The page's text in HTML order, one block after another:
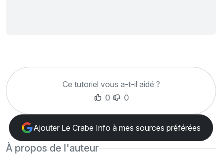
Ce tutoriel vous a-t-il aidé ?
0
0
Ajouter Le Crabe Info à mes sources préférées
À propos de l'auteur